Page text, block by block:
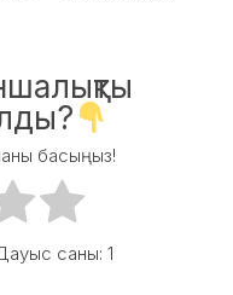
басыңыз!
саны: 1